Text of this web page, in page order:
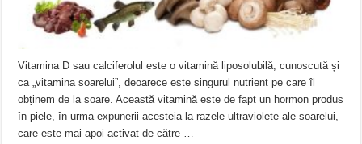
Vitamina D sau calciferolul este o vitamină liposolubilă, cunoscută și
ca „vitamina soarelui”, deoarece este singurul nutrient pe care îl
obținem de la soare. Această vitamină este de fapt un hormon produs
în piele, în urma expunerii acesteia la razele ultraviolete ale soarelui,
care este mai apoi activat de către …